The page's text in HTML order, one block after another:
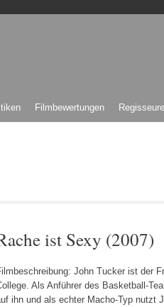
Filmbewertungen Regisseure
ist Sexy (2007)
John Tucker ist der
Als Anführer des Basketball-
ihn und als echter Macho-Typ nutzt